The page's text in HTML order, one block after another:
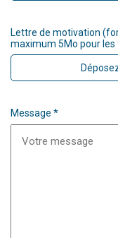
Lettre de motivation
maximum 5Mo pour les
Message *